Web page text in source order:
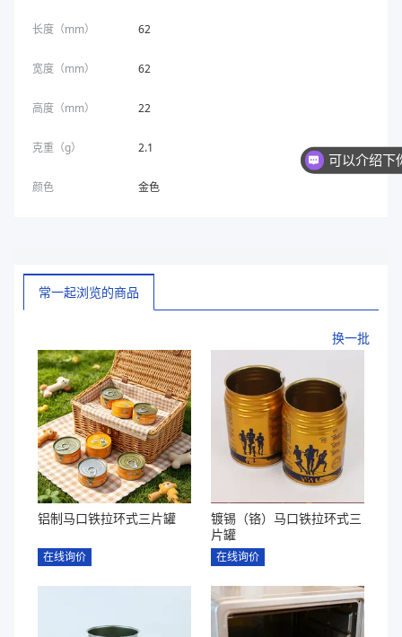
长度（mm） 62
宽度（mm） 62
高度（mm） 22
克重（g） 2.1
颜色 金色
常一起浏览的商品
换一批
铝制马口铁拉环式三片罐
在线询价
镀锡（铬）马口铁拉环式三
片罐
在线询价